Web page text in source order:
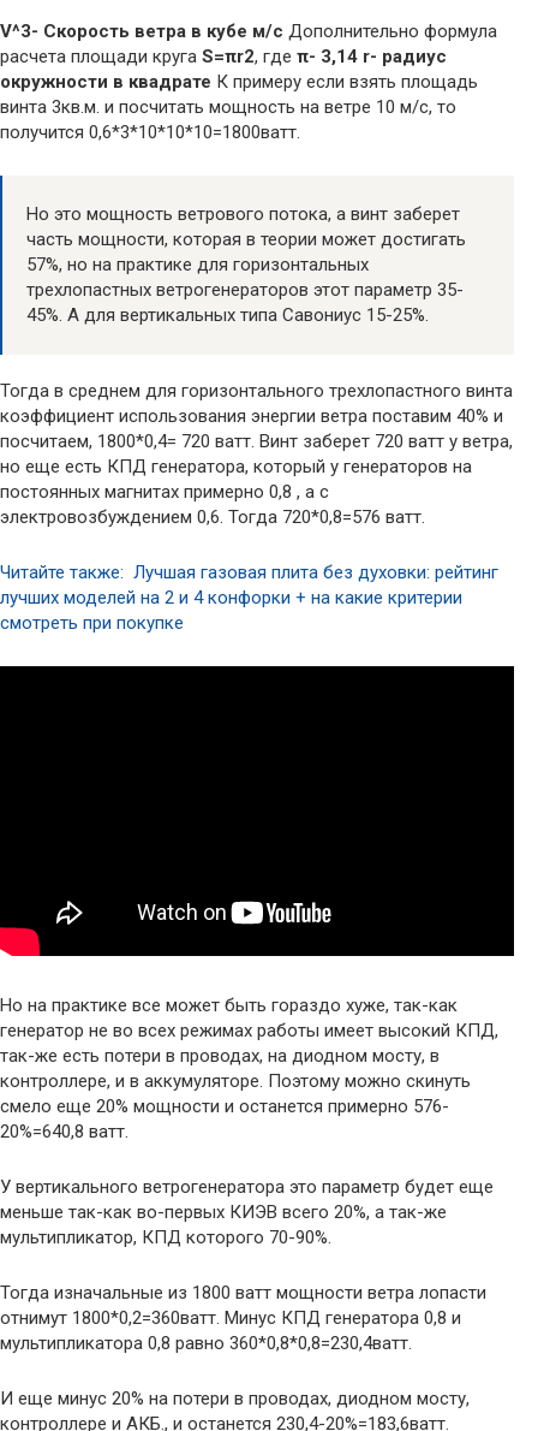
V^3- Скорость ветра в кубе м/с Дополнительно формула
расчета площади круга S=πr2, где π- 3,14 r- радиус
окружности в квадрате К примеру если взять площадь
винта 3кв.м. и посчитать мощность на ветре 10 м/с, то
получится 0,6*3*10*10*10=1800ватт.
Но это мощность ветрового потока, а винт заберет
часть мощности, которая в теории может достигать
57%, но на практике для горизонтальных
трехлопастных ветрогенераторов этот параметр 35-
45%. А для вертикальных типа Савониус 15-25%.
Тогда в среднем для горизонтального трехлопастного винта
коэффициент использования энергии ветра поставим 40% и
посчитаем, 1800*0,4= 720 ватт. Винт заберет 720 ватт у ветра,
но еще есть КПД генератора, который у генераторов на
постоянных магнитах примерно 0,8 , а с
электровозбуждением 0,6. Тогда 720*0,8=576 ватт.
Читайте также: Лучшая газовая плита без духовки: рейтинг
лучших моделей на 2 и 4 конфорки + на какие критерии
смотреть при покупке
Но на практике все может быть гораздо хуже, так-как
генератор не во всех режимах работы имеет высокий КПД,
так-же eсть потери в проводах, на диодном мосту, в
контроллере, и в аккумуляторе. Поэтому можно скинуть
смело еще 20% мощности и останется примерно 576-
20%=640,8 ватт.
У вертикального ветрогенератора это параметр будет еще
меньше так-как во-первых КИЭВ всего 20%, а так-же
мультипликатор, КПД которого 70-90%.
Тогда изначальные из 1800 ватт мощности ветра лопасти
отнимут 1800*0,2=360ватт. Минус КПД генератора 0,8 и
мультипликатора 0,8 равно 360*0,8*0,8=230,4ватт.
И еще минус 20% на потери в проводах, диодном мосту,
контроллере и АКБ., и останется 230,4-20%=183,6ватт.